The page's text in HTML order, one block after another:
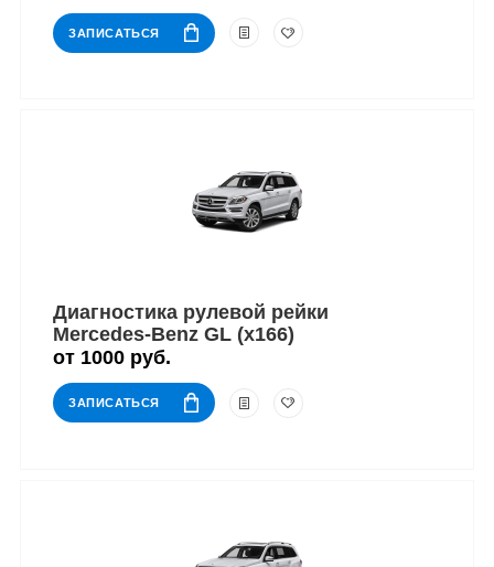
ЗАПИСАТЬСЯ
Диагностика рулевой рейки
Mercedes-Benz GL (x166)
от 1000 руб.
ЗАПИСАТЬСЯ